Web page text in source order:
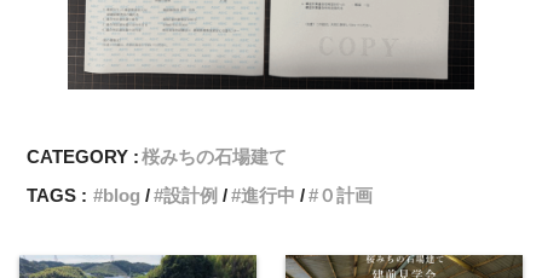
CATEGORY :桜みちの石場建て
TAGS :
blog 設計例 進行中 ０計画